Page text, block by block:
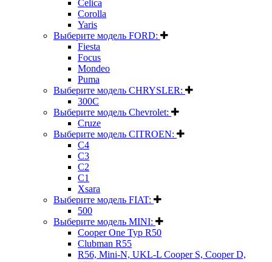
Celica
Corolla
Yaris
Выберите модель FORD:
Fiesta
Focus
Mondeo
Puma
Выберите модель CHRYSLER:
300C
Выберите модель Chevrolet:
Cruze
Выберите модель CITROEN:
C4
C3
C2
C1
Xsara
Выберите модель FIAT:
500
Выберите модель MINI:
Cooper One Typ R50
Clubman R55
R56, Mini-N, UKL-L Cooper S, Cooper D,